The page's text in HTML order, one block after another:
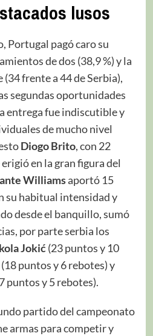
lusos
Portugal pagó caro su
de dos (38,9 %) y la
frente a 44 de Serbia),
segundas oportunidades
entrega fue indiscutible y
de mucho nivel
Diogo Brito, con 22
en la gran figura del
Williamsaportó 15
su habitual intensidad y
desde el banquillo, sumó
por parte serbia los
Jokić(23 puntos y 10
puntos y 6 rebotes) y
puntos y 5 rebotes).
partido del campeonato
armas para competir y